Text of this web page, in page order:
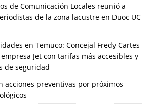
de Comunicación Locales reunió a
de la zona lacustre en Duoc UC
en Temuco: Concejal Fredy Cartes
Jet con tarifas más accesibles y
de seguridad
acciones preventivas por próximos